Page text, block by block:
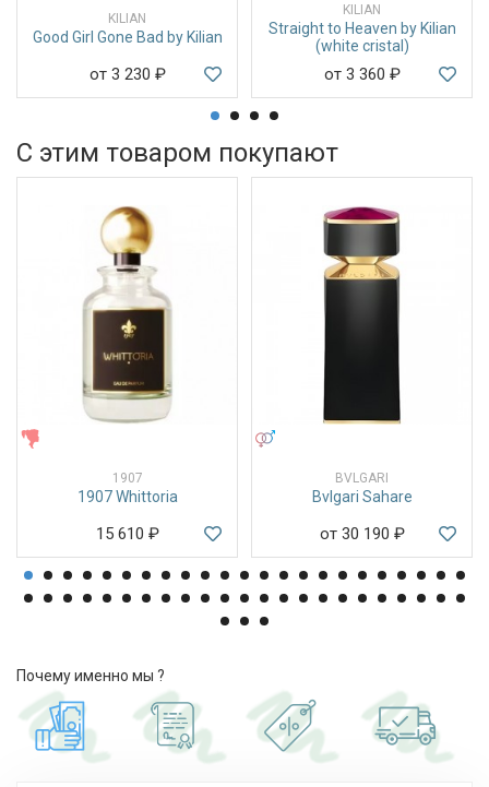
KILIAN
Good Girl Gone Bad by Kilian
от 3 230 ₽
KILIAN
Straight to Heaven by Kilian
(white cristal)
от 3 360 ₽
С этим товаром покупают
1907
1907 Whittoria
15 610 ₽
BVLGARI
Bvlgari Sahare
от 30 190 ₽
Почему именно мы ?